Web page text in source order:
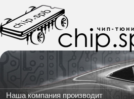
Наша компания производит